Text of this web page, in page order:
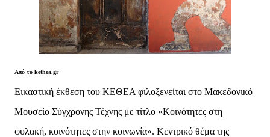
Από το kethea.gr
Εικαστική έκθεση του ΚΕΘΕΑ φιλοξενείται στο Μακεδονικό
Μουσείο Σύγχρονης Τέχνης με τίτλο «Κοινότητες στη
φυλακή, κοινότητες στην κοινωνία». Κεντρικό θέμα της